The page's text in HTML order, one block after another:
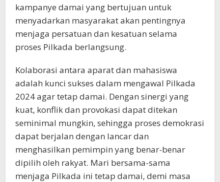
kampanye damai yang bertujuan untuk
menyadarkan masyarakat akan pentingnya
menjaga persatuan dan kesatuan selama
proses Pilkada berlangsung.
Kolaborasi antara aparat dan mahasiswa
adalah kunci sukses dalam mengawal Pilkada
2024 agar tetap damai. Dengan sinergi yang
kuat, konflik dan provokasi dapat ditekan
seminimal mungkin, sehingga proses demokrasi
dapat berjalan dengan lancar dan
menghasilkan pemimpin yang benar-benar
dipilih oleh rakyat. Mari bersama-sama
menjaga Pilkada ini tetap damai, demi masa